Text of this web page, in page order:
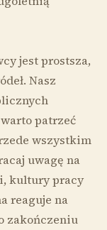
jest prostsza,
Nasz
patrzeć
wszystkim
uwagę na
kultury pracy
reaguje na
zakończeniu